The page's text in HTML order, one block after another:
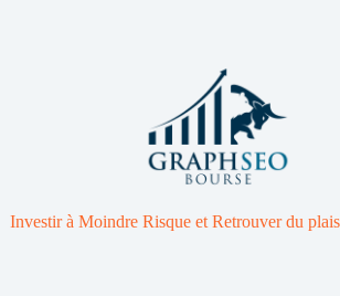
Investir à Moindre Risque et Retrouver du